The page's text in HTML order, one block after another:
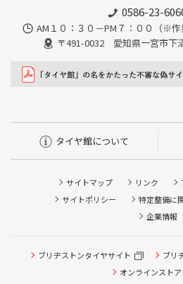
0586-23-
AM１０：３０－PM７：００（※作
〒491-0032 愛知県一宮市下
タイヤ館について
サイトマップ リンク
サイトポリシー
特定整備に
企業情報
ブリヂストンタイヤサイト
ブリ
オンラインストア
タイヤ点検・安全点検/タイヤ履
ピット作業の予約